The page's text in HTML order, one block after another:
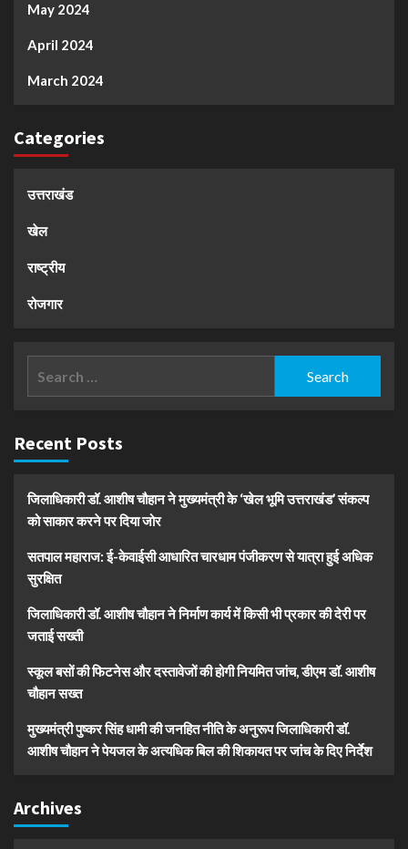
May 2024
April 2024
March 2024
Categories
उत्तराखंड
खेल
राष्ट्रीय
रोजगार
Recent Posts
जिलाधिकारी डॉ. आशीष चौहान ने मुख्यमंत्री के ‘खेल भूमि उत्तराखंड’ संकल्प
को साकार करने पर दिया जोर
सतपाल महाराज: ई-केवाईसी आधारित चारधाम पंजीकरण से यात्रा हुई अधिक
सुरक्षित
जिलाधिकारी डॉ. आशीष चौहान ने निर्माण कार्य में किसी भी प्रकार की देरी पर
जताई सख्ती
स्कूल बसों की फिटनेस और दस्तावेजों की होगी नियमित जांच, डीएम डॉ. आशीष
चौहान सख्त
मुख्यमंत्री पुष्कर सिंह धामी की जनहित नीति के अनुरूप जिलाधिकारी डॉ.
आशीष चौहान ने पेयजल के अत्यधिक बिल की शिकायत पर जांच के दिए निर्देश
Archives